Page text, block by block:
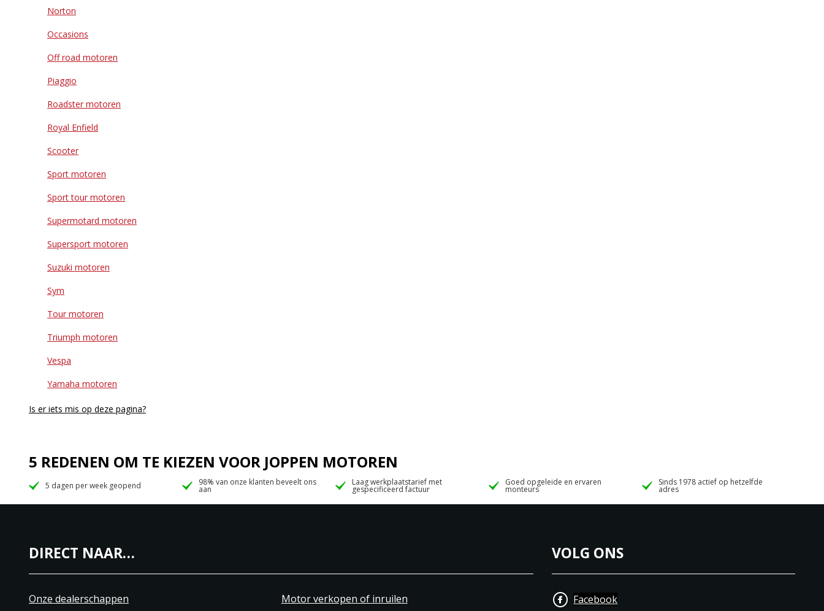
Norton
Occasions
Off road motoren
Piaggio
Roadster motoren
Royal Enfield
Scooter
Sport motoren
Sport tour motoren
Supermotard motoren
Supersport motoren
Suzuki motoren
Sym
Tour motoren
Triumph motoren
Vespa
Yamaha motoren
Is er iets mis op deze pagina?
5 REDENEN OM TE KIEZEN VOOR JOPPEN MOTOREN
5 dagen per week geopend 98% van onze klanten beveelt ons
aan
Laag werkplaatstarief met
gespecificeerd factuur
Goed opgeleide en ervaren
monteurs
Sinds 1978 actief op hetzelfde
adres
DIRECT NAAR…
Onze dealerschappen Motor verkopen of inruilen
VOLG ONS
Facebook